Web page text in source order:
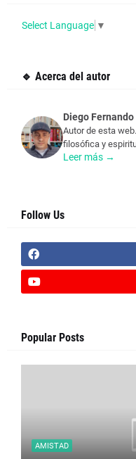
Select Language ▼
🔹 Acerca del autor
Diego Fernando
Autor de esta
filosófica y
Leer más →
Follow Us
Popular Posts
AMISTAD